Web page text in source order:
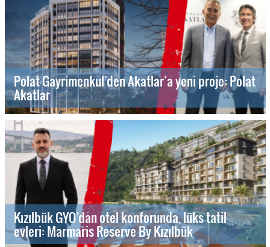
Polat Gayrimenkul’den Akatlar’a yeni proje: Polat
Akatlar
Kızılbük GYO’dan otel konforunda, lüks tatil
evleri: Marmaris Reserve By Kızılbük